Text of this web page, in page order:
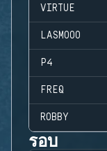
VIRTUE
LASMOOO
P4
FREQ
ROBBY
รอบ